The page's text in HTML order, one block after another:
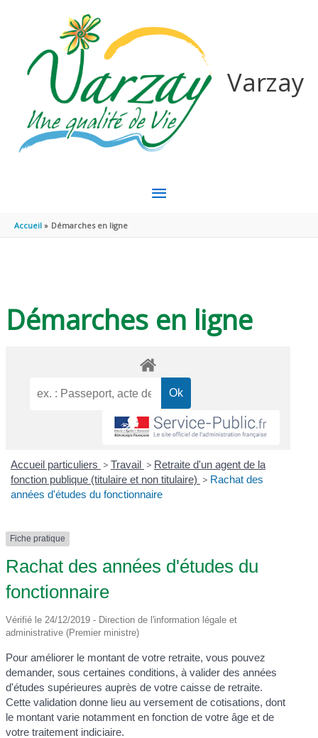
Varzay
MENU
Accueil Démarches en ligne
Démarches en ligne
Accueil particuliers > Travail > Retraite d'un agent de la
fonction publique (titulaire et non titulaire) > Rachat des
années d'études du fonctionnaire
Fiche pratique
Rachat des années d'études du
fonctionnaire
Vérifié le 24/12/2019 - Direction de l'information légale et
administrative (Premier ministre)
Pour améliorer le montant de votre retraite, vous pouvez
demander, sous certaines conditions, à valider des années
d'études supérieures auprès de votre caisse de retraite.
Cette validation donne lieu au versement de cotisations, dont
le montant varie notamment en fonction de votre âge et de
votre traitement indiciaire.